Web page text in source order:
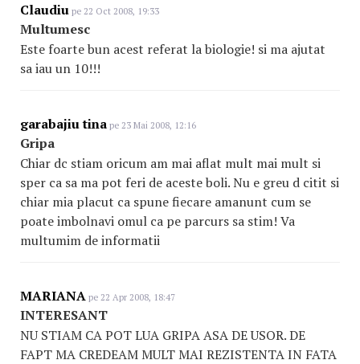
Claudiu pe 22 Oct 2008, 19:33
Multumesc
Este foarte bun acest referat la biologie! si ma ajutat
sa iau un 10!!!
garabajiu tina pe 23 Mai 2008, 12:16
Gripa
Chiar dc stiam oricum am mai aflat mult mai mult si
sper ca sa ma pot feri de aceste boli. Nu e greu d citit si
chiar mia placut ca spune fiecare amanunt cum se
poate imbolnavi omul ca pe parcurs sa stim! Va
multumim de informatii
MARIANA pe 22 Apr 2008, 18:47
INTERESANT
NU STIAM CA POT LUA GRIPA ASA DE USOR. DE
FAPT MA CREDEAM MULT MAI REZISTENTA IN FATA